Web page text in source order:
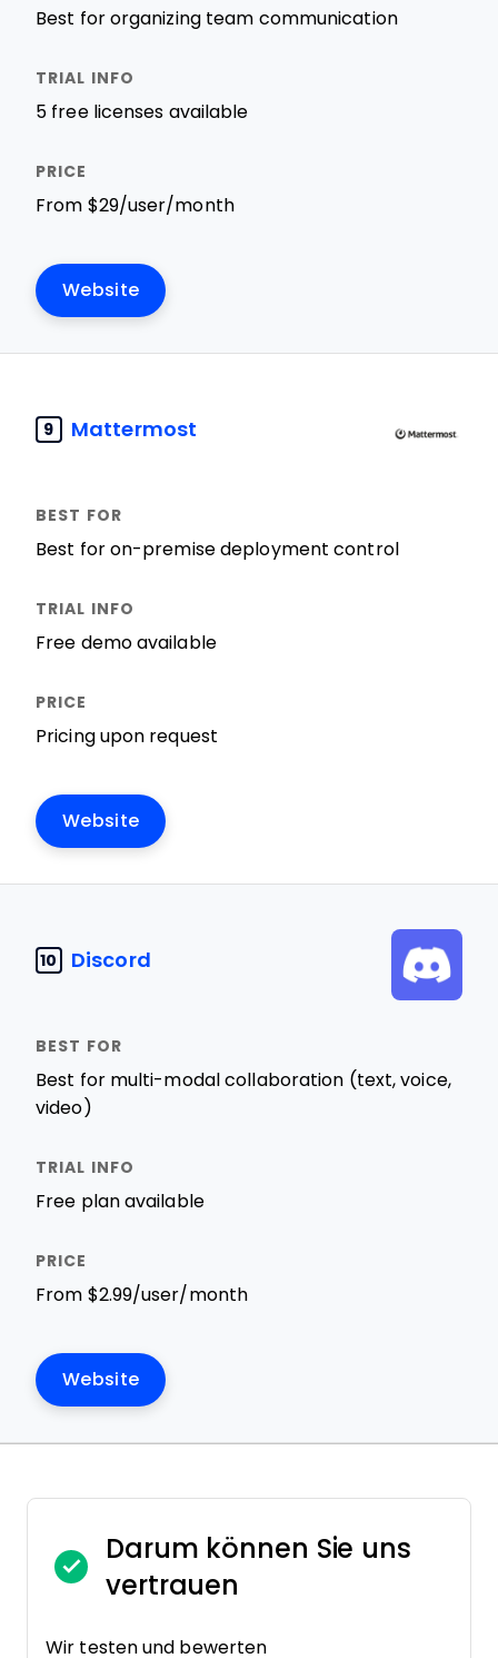
Best for organizing team communication
5 free licenses available
From $29/user/month
Website
9 Mattermost
Best for on-premise deployment control
Free demo available
Pricing upon request
Website
10 Discord
Best for multi-modal collaboration (text, voice,
video)
Free plan available
From $2.99/user/month
Website
Darum können Sie uns
vertrauen
Wir testen und bewerten